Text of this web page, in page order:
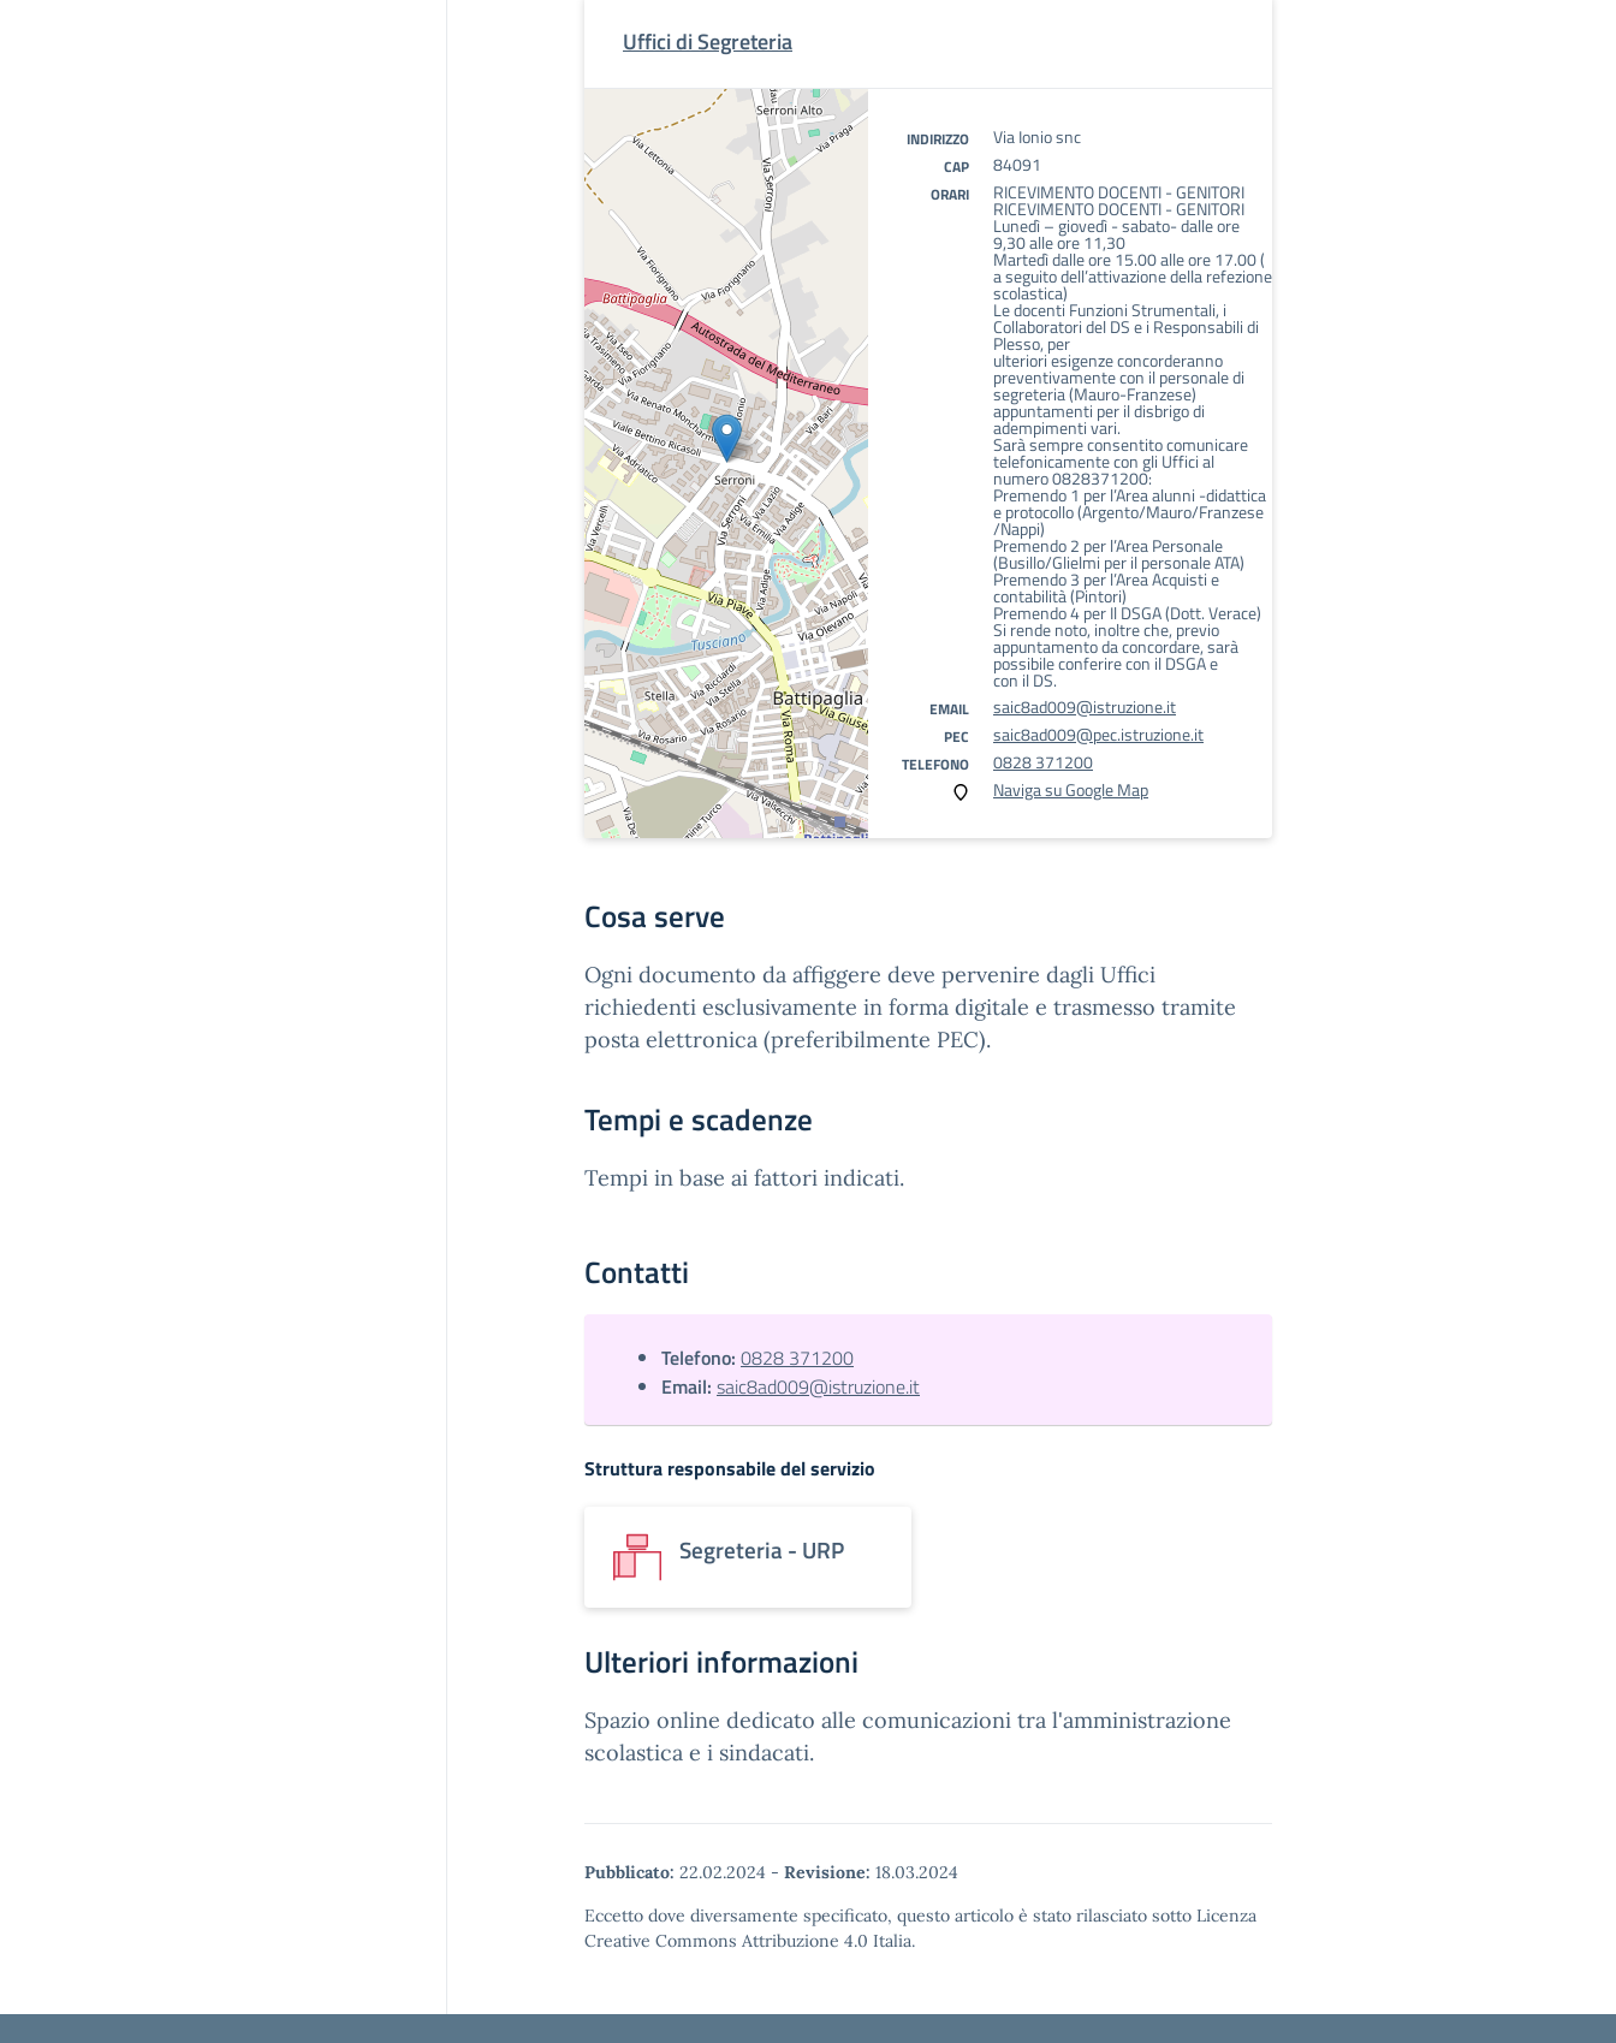
Uffici di Segreteria
INDIRIZZO Via Ionio snc
CAP 84091
ORARI RICEVIMENTO DOCENTI - GENITORI
RICEVIMENTO DOCENTI - GENITORI
Lunedì – giovedì - sabato- dalle ore
9,30 alle ore 11,30
Martedì dalle ore 15.00 alle ore 17.00 (
a seguito dell’attivazione della refezione
scolastica)
Le docenti Funzioni Strumentali, i
Collaboratori del DS e i Responsabili di
Plesso, per
ulteriori esigenze concorderanno
preventivamente con il personale di
segreteria (Mauro-Franzese)
appuntamenti per il disbrigo di
adempimenti vari.
Sarà sempre consentito comunicare
telefonicamente con gli Uffici al
numero 0828371200:
Premendo 1 per l’Area alunni -didattica
e protocollo (Argento/Mauro/Franzese
/Nappi)
Premendo 2 per l’Area Personale
(Busillo/Glielmi per il personale ATA)
Premendo 3 per l’Area Acquisti e
contabilità (Pintori)
Premendo 4 per Il DSGA (Dott. Verace)
Si rende noto, inoltre che, previo
appuntamento da concordare, sarà
possibile conferire con il DSGA e
con il DS.
EMAIL saic8ad009@istruzione.it
PEC saic8ad009@pec.istruzione.it
TELEFONO
0828 371200
Naviga su Google Map
Cosa serve
Ogni documento da affiggere deve pervenire dagli Uffici
richiedenti esclusivamente in forma digitale e trasmesso tramite
posta elettronica (preferibilmente PEC).
Tempi e scadenze
Tempi in base ai fattori indicati.
Contatti
Telefono: 0828 371200
Email: saic8ad009@istruzione.it
Struttura responsabile del servizio
Segreteria - URP
Ulteriori informazioni
Spazio online dedicato alle comunicazioni tra l'amministrazione
scolastica e i sindacati.
Pubblicato: 22.02.2024 - Revisione: 18.03.2024
Eccetto dove diversamente specificato, questo articolo è stato rilasciato sotto Licenza
Creative Commons Attribuzione 4.0 Italia.